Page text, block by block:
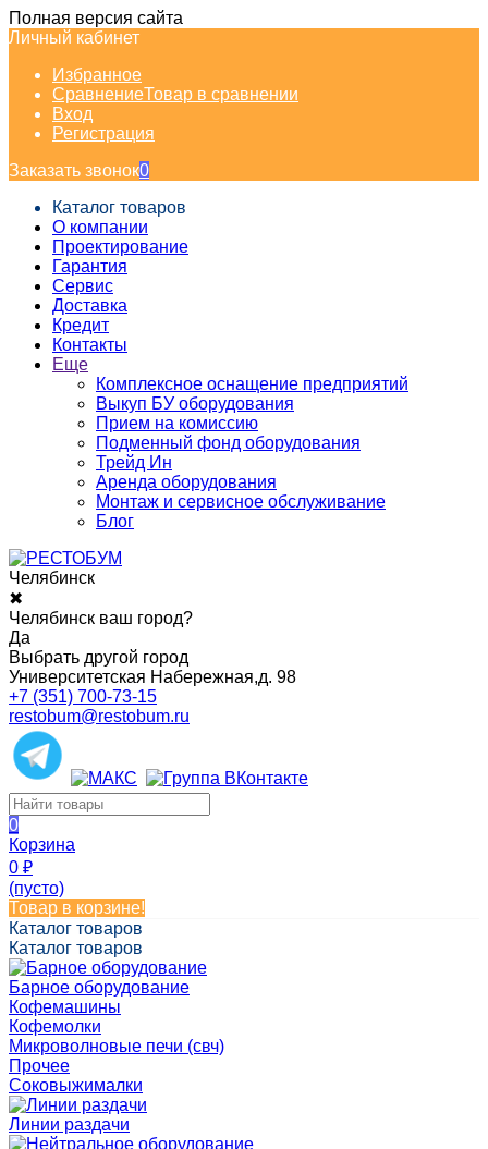
Полная версия сайта
Личный кабинет
Избранное
СравнениеТовар в сравнении
Вход
Регистрация
Заказать звонок0
Каталог товаров
О компании
Проектирование
Гарантия
Сервис
Доставка
Кредит
Контакты
Еще
Комплексное оснащение предприятий
Выкуп БУ оборудования
Прием на комиссию
Подменный фонд оборудования
Трейд Ин
Аренда оборудования
Монтаж и сервисное обслуживание
Блог
Челябинск
✖
Челябинск ваш город?
Да
Выбрать другой город
Университетская Набережная,д. 98
+7 (351) 700-73-15
restobum@restobum.ru
0
Корзина
0 ₽
(пусто)
Товар в корзине!
Каталог товаров
Каталог товаров
Барное оборудование
Кофемашины
Кофемолки
Микроволновые печи (свч)
Прочее
Соковыжималки
Линии раздачи